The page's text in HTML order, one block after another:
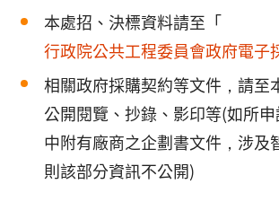
本處招、決標資料請至「
行政院公共工程委員會政府電子
相關政府採購契約等文件，請至
公開閱覽、抄錄、影印等(如所
中附有廠商之企劃書文件，涉及
則該部分資訊不公開)